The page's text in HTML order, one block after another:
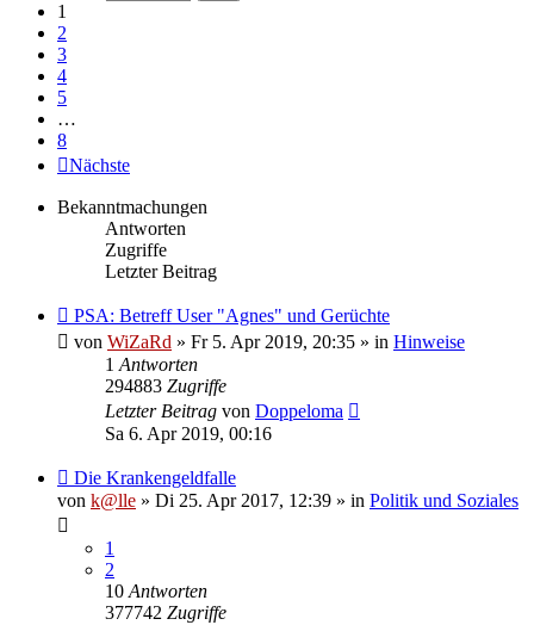
1
2
3
4
5
…
8
Nächste
Bekanntmachungen
Antworten
Zugriffe
Letzter Beitrag
PSA: Betreff User "Agnes" und Gerüchte
von WiZaRd » Fr 5. Apr 2019, 20:35 » in Hinweise
1Antworten
294883 Zugriffe
Letzter Beitrag von Doppeloma
Sa 6. Apr 2019, 00:16
Die Krankengeldfalle
von k@lle » Di 25. Apr 2017, 12:39 » in Politik und Soziales
1
2
10Antworten
377742 Zugriffe